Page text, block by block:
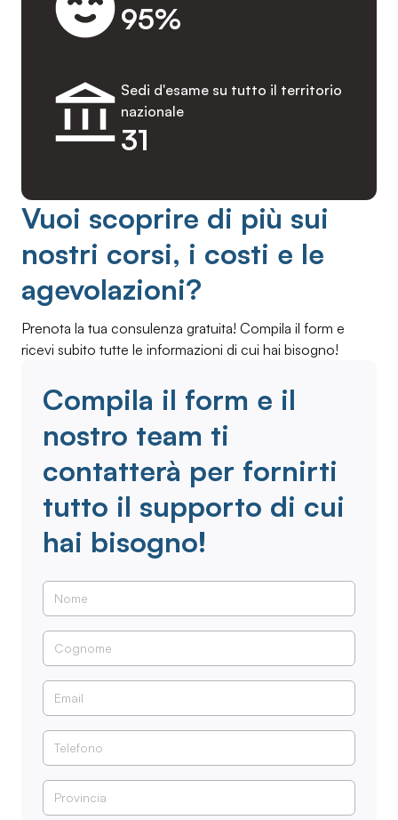
95%
31
Sedi d'esame su tutto il territorio
nazionale
Vuoi scoprire di più sui
nostri corsi, i costi e le
agevolazioni?
Prenota la tua consulenza gratuita! Compila il form e
ricevi subito tutte le informazioni di cui hai bisogno!
Compila il form e il
nostro team ti
contatterà per fornirti
tutto il supporto di cui
hai bisogno!